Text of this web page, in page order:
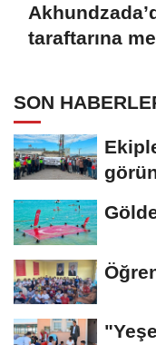
taraftarına
SON